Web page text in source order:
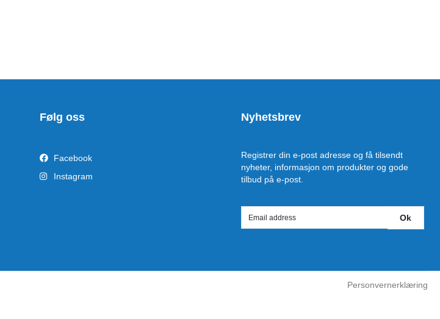
Følg oss
Facebook
Instagram
Nyhetsbrev
Registrer din e-post adresse og få tilsendt
nyheter, informasjon om produkter og gode
tilbud på e-post.
Ok
Personvernerklæring